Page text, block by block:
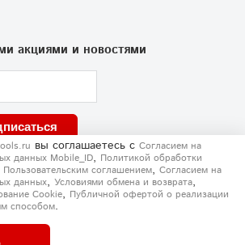
акциями и новостями
вы соглашаетесь с Согласием на
данных Mobile_ID, Политикой обработки
Пользовательским соглашением, Согласием на
данных, Условиями обмена и возврата,
Сookie, Публичной офертой о реализации
способом.